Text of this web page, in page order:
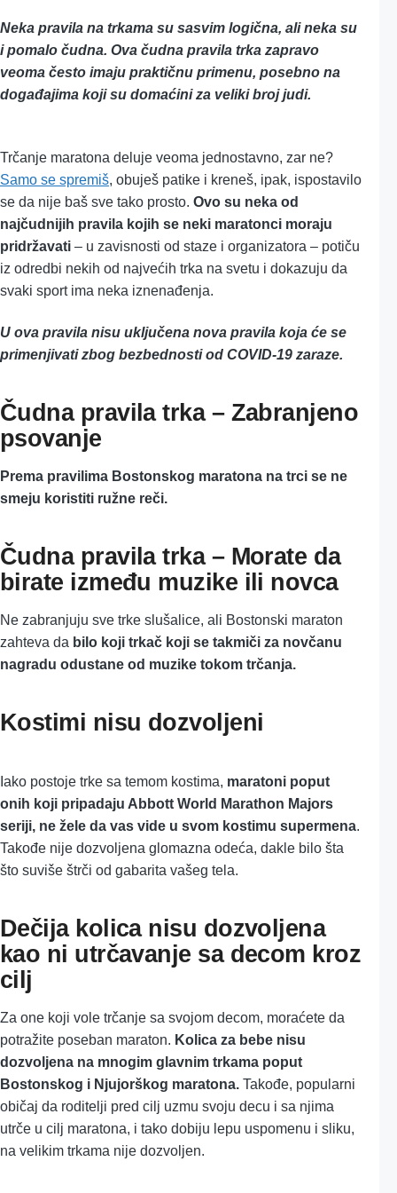
Neka pravila na trkama su sasvim logična, ali neka su
i pomalo čudna. Ova čudna pravila trka zapravo
veoma često imaju praktičnu primenu, posebno na
događajima koji su domaćini za veliki broj judi.
Trčanje maratona deluje veoma jednostavno, zar ne?
Samo se spremiš, obuješ patike i kreneš, ipak, ispostavilo
se da nije baš sve tako prosto. Ovo su neka od
najčudnijih pravila kojih se neki maratonci moraju
pridržavati – u zavisnosti od staze i organizatora – potiču
iz odredbi nekih od najvećih trka na svetu i dokazuju da
svaki sport ima neka iznenađenja.
U ova pravila nisu uključena nova pravila koja će se
primenjivati zbog bezbednosti od COVID-19 zaraze.
Čudna pravila trka – Zabranjeno
psovanje
Prema pravilima Bostonskog maratona na trci se ne
smeju koristiti ružne reči.
Čudna pravila trka – Morate da
birate između muzike ili novca
Ne zabranjuju sve trke slušalice, ali Bostonski maraton
zahteva da bilo koji trkač koji se takmiči za novčanu
nagradu odustane od muzike tokom trčanja.
Kostimi nisu dozvoljeni
Iako postoje trke sa temom kostima, maratoni poput
onih koji pripadaju Abbott World Marathon Majors
seriji, ne žele da vas vide u svom kostimu supermena.
Takođe nije dozvoljena glomazna odeća, dakle bilo šta
što suviše štrči od gabarita vašeg tela.
Dečija kolica nisu dozvoljena
kao ni utrčavanje sa decom kroz
cilj
Za one koji vole trčanje sa svojom decom, moraćete da
potražite poseban maraton. Kolica za bebe nisu
dozvoljena na mnogim glavnim trkama poput
Bostonskog i Njujorškog maratona. Takođe, popularni
običaj da roditelji pred cilj uzmu svoju decu i sa njima
utrče u cilj maratona, i tako dobiju lepu uspomenu i sliku,
na velikim trkama nije dozvoljen.